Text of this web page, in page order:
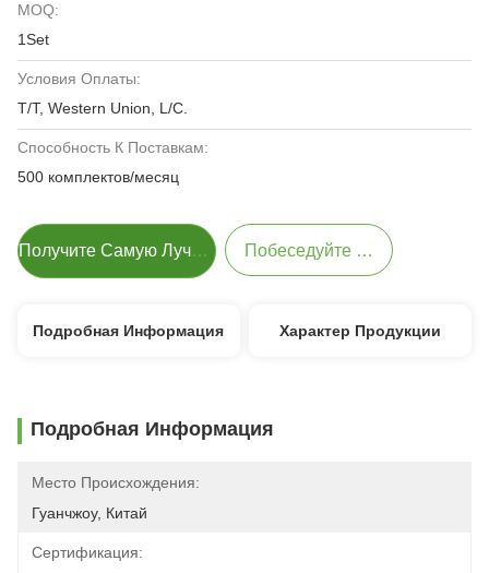
MOQ:
1Set
Условия Оплаты:
T/T, Western Union, L/C.
Способность К Поставкам:
500 комплектов/месяц
Получите Самую Лучшую Цену Побеседуйте Теперь
Подробная Информация Характер Продукции
Подробная Информация
Место Происхождения:
Гуанчжоу, Китай
Сертификация: